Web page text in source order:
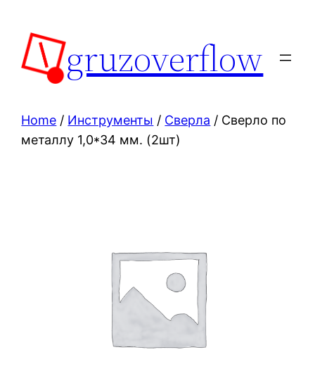
content
gruzoverflow
Home / Инструменты / Сверла / Сверло по
металлу 1,0*34 мм. (2шт)